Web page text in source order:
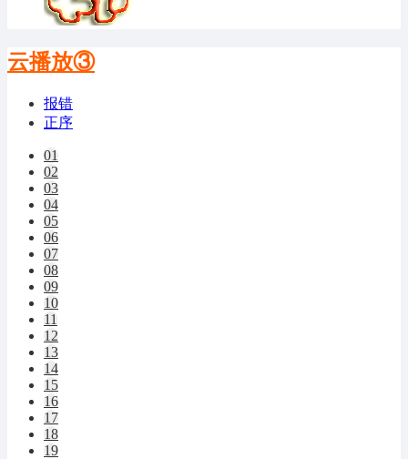
云播放③
报错
正序
01
02
03
04
05
06
07
08
09
10
11
12
13
14
15
16
17
18
19